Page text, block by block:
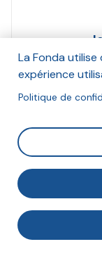
La mobilisation
personnes
commun dédié
Ce dispositif
La Fonda
expérience
Politique de